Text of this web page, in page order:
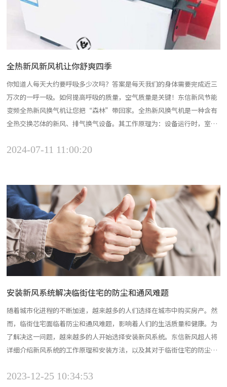
全热新风新风机让你舒爽四季
你知道人每天大约要呼吸多少次吗？答案是每天我们的身体需要完成近三
万次的一呼一吸。如何提高呼吸的质量，空气质量是关键！东信新风节能
变频全热新风换气机让您把“森林”带回家。全热新风换气机是一种含有
全热交换芯体的新风、排气换气设备。其工作原理为：设备运行时，室内
流存在着温差和蒸汽分压差，两股气流通过分隔板时呈现传热传质现象，
2024-07-11 11:00:20
安装新风系统解决临街住宅的防尘和通风难题
随着城市化进程的不断加速，越来越多的人们选择在城市中购买房产。然
而，临街住宅面临着防尘和通风难题，影响着人们的生活质量和健康。为
了解决这一问题，越来越多的人开始选择安装新风系统。东信新风超人将
详细介绍新风系统的工作原理和安装方法，以及其对于临街住宅的防尘和
室内空气流通的系统。它通过室外的空气进入室内，将室内的污浊空气排
2023-12-25 10:34:53